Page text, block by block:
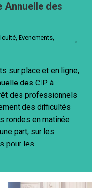
Annuelle des
, Evenements,
sur place et en ligne,
des CIP à
des professionnels
des difficultés
rondes en matinée
part, sur les
pour les